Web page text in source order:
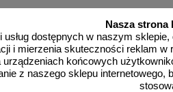
Nasza strona
usług dostępnych w naszym
i mierzenia skuteczności reklam
końcowych
z naszego sklepu
zobacz więcej